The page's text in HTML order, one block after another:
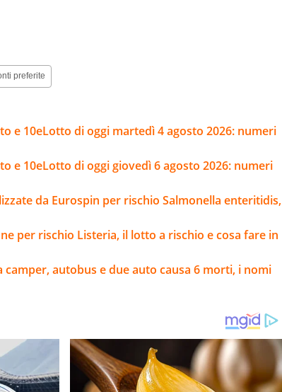
preferite
e 10eLotto di oggi martedì 4 agosto 2026: numeri
e 10eLotto di oggi giovedì 6 agosto 2026: numeri
da Eurospin per rischio Salmonella enteritidis,
per rischio Listeria, il lotto a rischio e cosa fare in
camper, autobus e due auto causa 6 morti, i nomi